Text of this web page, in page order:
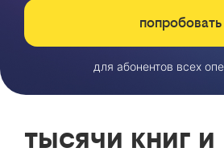
попробовать
для абонентов всех
тысячи книг и